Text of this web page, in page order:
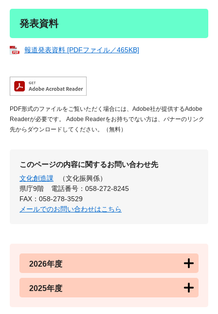
発表資料
報道発表資料 [PDFファイル／465KB]
PDF形式のファイルをご覧いただく場合には、Adobe社が提供するAdobe
Readerが必要です。
Adobe Readerをお持ちでない方は、バナーのリンク
先からダウンロードしてください。（無料）
このページの内容に関するお問い合わせ先
文化創造課
（文化振興係）
県庁9階
電話番号：058-272-8245
FAX：058-278-3529
メールでのお問い合わせはこちら
2026年度
2025年度